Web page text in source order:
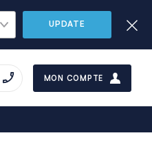
UPDATE
MON COMPTE